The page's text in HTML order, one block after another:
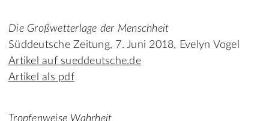
Die Großwetterlage der Menschheit
Süddeutsche Zeitung, 7. Juni 2018, Evelyn Vogel
Artikel auf sueddeutsche.de
Artikel als pdf
Tropfenweise Wahrheit